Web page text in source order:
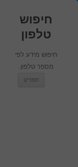
חיפוש
טלפון
חיפוש מידע לפי
מספר טלפון.
תפריט